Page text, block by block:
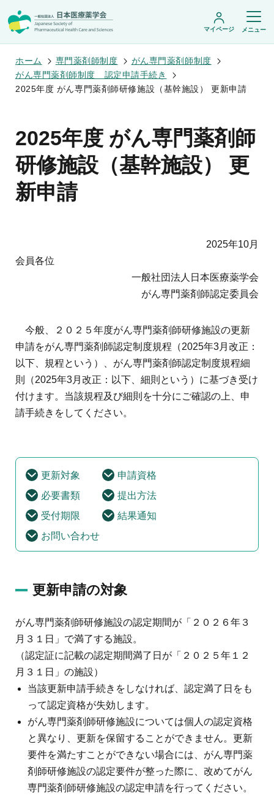
会頭挨拶
設立趣旨・活動概要
沿革・あゆみ
組織・名簿
委員会
規程・細則
学術集会・セミナー
開催予定のイベント一覧
年会
医療薬学公開シンポジウム
フレッシャーズ・カンファランス
がん専門薬剤師アドバンスト研修会
学術誌・書籍
医療薬学
JPHCS（英文誌）
専門薬剤師制度
薬物療法専門薬剤師制度
地域薬学ケア専門薬剤師制度
調査研究
会員限定情報
マイページ
入会・各種手続き
English
マイページ メニュー
ホーム 専門薬剤師制度
がん専門薬剤師制度
がん専門薬剤師制度 認定申請手続き
2025年度 がん専門薬剤師研修施設（基幹施設） 更新申請
2025年度 がん専門薬剤師
研修施設（基幹施設） 更
新申請
2025年10月
会員各位
一般社団法人日本医療薬学会
がん専門薬剤師認定委員会
今般、２０２５年度がん専門薬剤師研修施設の更新
申請をがん専門薬剤師認定制度規程（2025年3月改正：
以下、規程という）、がん専門薬剤師認定制度規程細
則（2025年3月改正：以下、細則という）に基づき受け
付けます。当該規程及び細則を十分にご確認の上、申
請手続きをしてください。
更新対象
申請資格
必要書類
提出方法
受付期限
結果通知
お問い合わせ
更新申請の対象
がん専門薬剤師研修施設の認定期間が「２０２６年３
月３１日」で満了する施設。
（認定証に記載の認定期間満了日が「２０２５年１２
月３１日」の施設）
当該更新申請手続きをしなければ、認定満了日をも
って認定資格が失効します。
がん専門薬剤師研修施設については個人の認定資格
と異なり、更新を保留することができません。更新
要件を満たすことができない場合には、がん専門薬
剤師研修施設の認定要件が整った際に、改めてがん
専門薬剤師研修施設の認定申請を行ってください。